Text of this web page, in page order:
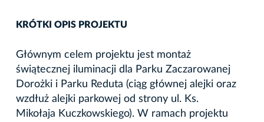
KRÓTKI OPIS PROJEKTU
Głównym celem projektu jest montaż
świątecznej iluminacji dla Parku Zaczarowanej
Dorożki i Parku Reduta (ciąg głównej alejki oraz
wzdłuż alejki parkowej od strony ul. Ks.
Mikołaja Kuczkowskiego). W ramach projektu